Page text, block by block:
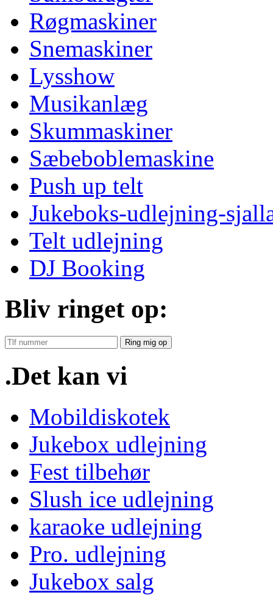
Røgmaskiner
Snemaskiner
Lysshow
Musikanlæg
Skummaskiner
Sæbeboblemaskine
Push up telt
Jukeboks-udlejning-
Telt udlejning
DJ Booking
Bliv ringet op:
Ring mig op
.Det kan vi
Mobildiskotek
Jukebox udlejning
Fest tilbehør
Slush ice udlejning
karaoke udlejning
Pro. udlejning
Jukebox salg